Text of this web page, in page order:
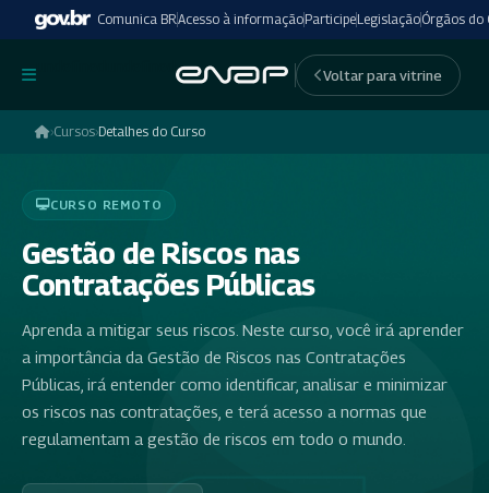
Comunica BRAcesso à informaçãoParticipeLegislaçãoÓrgãos do
Voltar para vitrine
›Cursos›Detalhes do Curso
CURSO REMOTO
Gestão de Riscos nas
Contratações Públicas
Aprenda a mitigar seus riscos. Neste curso, você irá aprender
a importância da Gestão de Riscos nas Contratações
Públicas, irá entender como identificar, analisar e minimizar
os riscos nas contratações, e terá acesso a normas que
regulamentam a gestão de riscos em todo o mundo.